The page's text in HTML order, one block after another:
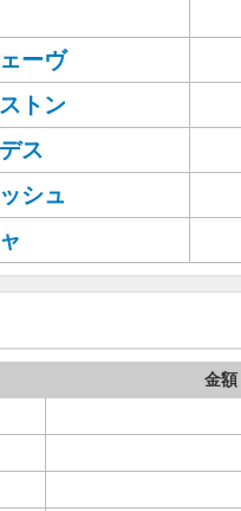
ーヴ
トン
ス
シュ
金額